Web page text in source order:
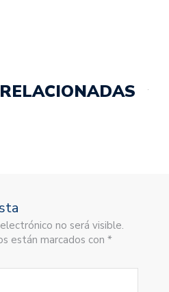
no será visible.
están marcados con *